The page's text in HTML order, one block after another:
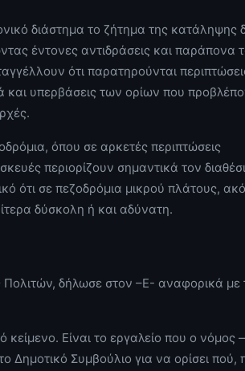
διάστημα το ζήτημα της κατάληψης
έντονες αντιδράσεις και παράπονα
ότι παρατηρούνται
υπερβάσεις των ορίων που
όπου σε αρκετές περιπτώσεις
περιορίζουν σημαντικά τον
ότι σε πεζοδρόμια μικρού πλάτους,
δύσκολη ή και αδύνατη.
Πολιτών, δήλωσε στον –Ε- αναφορικά με
κείμενο. Είναι το εργαλείο που ο
Συμβούλιο για να ορίσει πού,